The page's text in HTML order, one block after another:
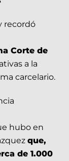
recordó
Corte de
a la
carcelario.
hubo en
que,
de 1.000